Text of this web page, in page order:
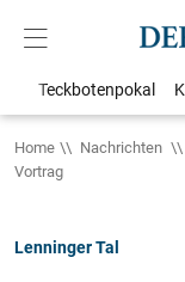
Teckbotenpokal
Home Nachrichten
Vortrag
Lenninger Tal